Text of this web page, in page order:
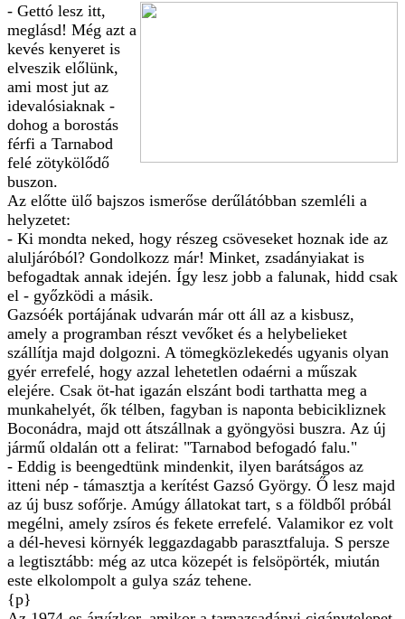
- Gettó lesz itt,
meglásd! Még azt a
kevés kenyeret is
elveszik előlünk,
ami most jut az
idevalósiaknak -
dohog a borostás
férfi a Tarnabod
felé zötykölődő
buszon.
Az előtte ülő bajszos ismerőse derűlátóbban szemléli a
helyzetet:
- Ki mondta neked, hogy részeg csöveseket hoznak ide az
aluljáróból? Gondolkozz már! Minket, zsadányiakat is
befogadtak annak idején. Így lesz jobb a falunak, hidd csak
el - győzködi a másik.
Gazsóék portájának udvarán már ott áll az a kisbusz,
amely a programban részt vevőket és a helybelieket
szállítja majd dolgozni. A tömegközlekedés ugyanis olyan
gyér errefelé, hogy azzal lehetetlen odaérni a műszak
elejére. Csak öt-hat igazán elszánt bodi tarthatta meg a
munkahelyét, ők télben, fagyban is naponta bebicikliznek
Boconádra, majd ott átszállnak a gyöngyösi buszra. Az új
jármű oldalán ott a felirat: "Tarnabod befogadó falu."
- Eddig is beengedtünk mindenkit, ilyen barátságos az
itteni nép - támasztja a kerítést Gazsó György. Ő lesz majd
az új busz sofőrje. Amúgy állatokat tart, s a földből próbál
megélni, amely zsíros és fekete errefelé. Valamikor ez volt
a dél-hevesi környék leggazdagabb parasztfaluja. S persze
a legtisztább: még az utca közepét is felsöpörték, miután
este elkolompolt a gulya száz tehene.
{p}